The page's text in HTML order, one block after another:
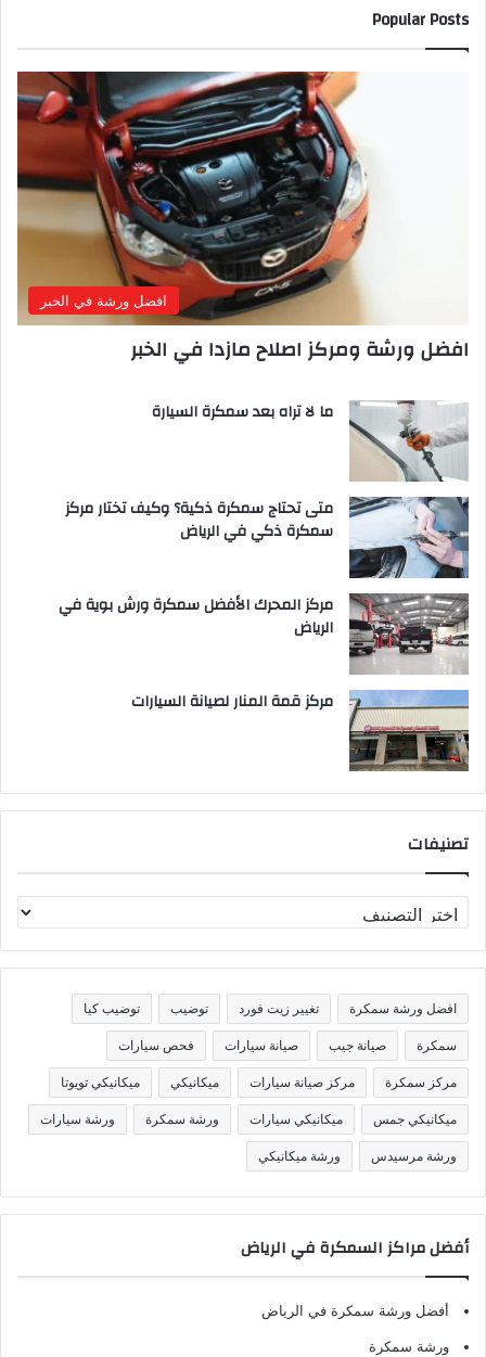
Popular Posts
افضل ورشة في الخبر
افضل ورشة ومركز اصلاح مازدا في الخبر
ما لا تراه بعد سمكرة السيارة
متى تحتاج سمكرة ذكية؟ وكيف تختار مركز
سمكرة ذكي في الرياض
مركز المحرك الأفضل سمكرة ورش بوية في
الرياض
مركز قمة المنار لصيانة السيارات
تصنيفات
ص
ن
ف
ا
افضل ورشة سمكرة تغيير زيت فورد توضيب توضيب كيا
سمكرة صيانة جيب صيانة سيارات فحص سيارات
مركز سمكرة مركز صيانة سيارات ميكانيكي ميكانيكي تويوتا
ميكانيكي جمس ميكانيكي سيارات ورشة سمكرة ورشة سيارات
ورشة مرسيدس ورشة ميكانيكي
أفضل مراكز السمكرة في الرياض
أفضل ورشة سمكرة في الرياض
ورشة سمكرة